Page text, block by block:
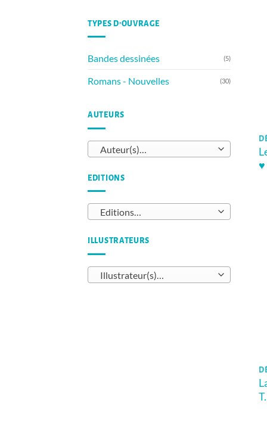
TYPES D’OUVRAGE
Bandes dessinées (5)
Romans - Nouvelles (30)
AUTEURS
Auteur(s)…
EDITIONS
Editions…
ILLUSTRATEURS
Illustrateur(s)…
♥